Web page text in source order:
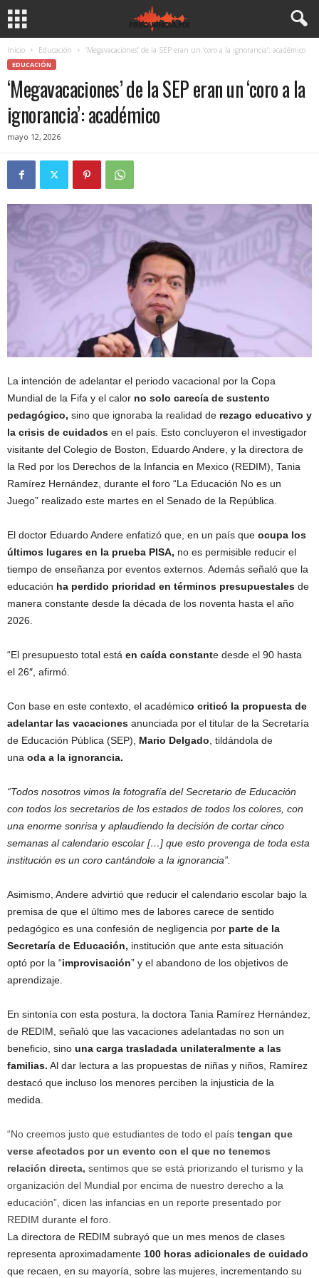
Inicio Educación ‘Megavacaciones’ de la SEP eran un ‘coro a la ignorancia’: académico
EDUCACIÓN
‘Megavacaciones’ de la SEP eran un ‘coro a la
ignorancia’: académico
mayo 12, 2026
La intención de adelantar el periodo vacacional por la Copa
Mundial de la Fifa y el calor no solo carecía de sustento
pedagógico, sino que ignoraba la realidad de rezago educativo y
la crisis de cuidados en el país. Esto concluyeron el investigador
visitante del Colegio de Boston, Eduardo Andere, y la directora de
la Red por los Derechos de la Infancia en Mexico (REDIM), Tania
Ramírez Hernández, durante el foro “La Educación No es un
Juego” realizado este martes en el Senado de la República.
El doctor Eduardo Andere enfatizó que, en un país que ocupa los
últimos lugares en la prueba PISA, no es permisible reducir el
tiempo de enseñanza por eventos externos. Además señaló que la
educación ha perdido prioridad en términos presupuestales de
manera constante desde la década de los noventa hasta el año
2026.
“El presupuesto total está en caída constante desde el 90 hasta
el 26″, afirmó.
Con base en este contexto, el académico criticó la propuesta de
adelantar las vacaciones anunciada por el titular de la Secretaría
de Educación Pública (SEP), Mario Delgado, tildándola de
una oda a la ignorancia.
“Todos nosotros vimos la fotografía del Secretario de Educación
con todos los secretarios de los estados de todos los colores, con
una enorme sonrisa y aplaudiendo la decisión de cortar cinco
semanas al calendario escolar […] que esto provenga de toda esta
institución es un coro cantándole a la ignorancia”.
Asimismo, Andere advirtió que reducir el calendario escolar bajo la
premisa de que el último mes de labores carece de sentido
pedagógico es una confesión de negligencia por parte de la
Secretaría de Educación, institución que ante esta situación
optó por la “improvisación” y el abandono de los objetivos de
aprendizaje.
En sintonía con esta postura, la doctora Tania Ramírez Hernández,
de REDIM, señaló que las vacaciones adelantadas no son un
beneficio, sino una carga trasladada unilateralmente a las
familias. Al dar lectura a las propuestas de niñas y niños, Ramírez
destacó que incluso los menores perciben la injusticia de la
medida.
“No creemos justo que estudiantes de todo el país tengan que
verse afectados por un evento con el que no tenemos
relación directa, sentimos que se está priorizando el turismo y la
organización del Mundial por encima de nuestro derecho a la
educación”, dicen las infancias en un reporte presentado por
REDIM durante el foro.
La directora de REDIM subrayó que un mes menos de clases
representa aproximadamente 100 horas adicionales de cuidado
que recaen, en su mayoría, sobre las mujeres, incrementando su